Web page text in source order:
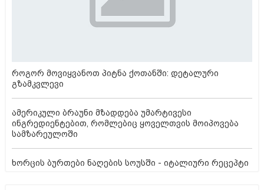
როგორ მოვიყვანოთ პიტნა ქოთანში: დეტალური
გზამკვლევი
ამერიკული ბრაუნი მზადდება უმარტივესი
ინგრედიენტებით, რომლებიც ყოველთვის მოიპოვება
სამზარეულოში
ხორცის ბურთები ნაღების სოუსში - იტალიური რეცეპტი